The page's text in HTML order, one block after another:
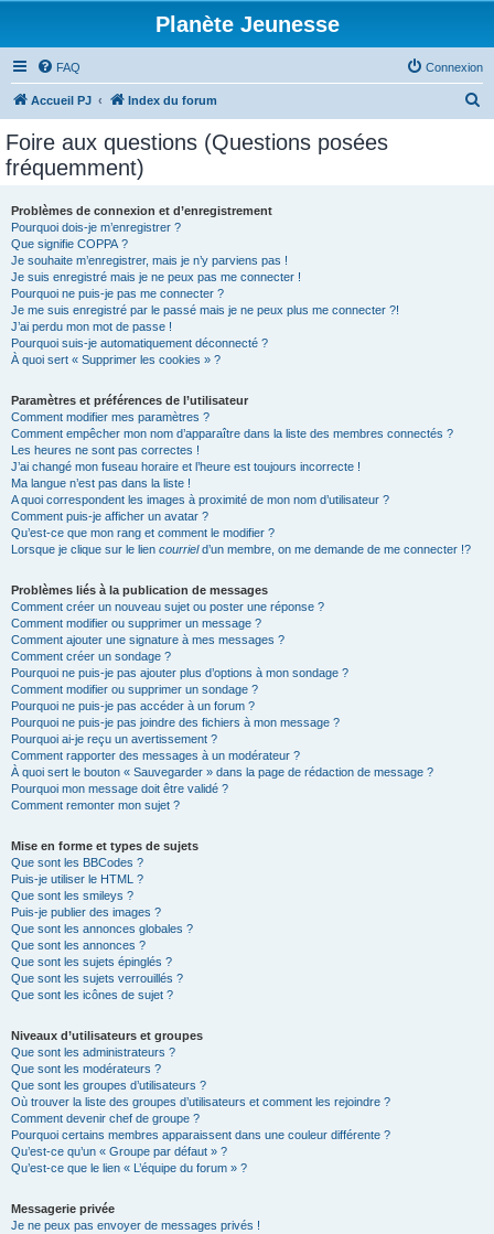
Planète Jeunesse
FAQ Connexion
Accueil PJ Index du forum
Foire aux questions (Questions posées
fréquemment)
Problèmes de connexion et d’enregistrement
Pourquoi dois-je m’enregistrer ?
Que signifie COPPA ?
Je souhaite m’enregistrer, mais je n’y parviens pas !
Je suis enregistré mais je ne peux pas me connecter !
Pourquoi ne puis-je pas me connecter ?
Je me suis enregistré par le passé mais je ne peux plus me connecter ?!
J’ai perdu mon mot de passe !
Pourquoi suis-je automatiquement déconnecté ?
À quoi sert « Supprimer les cookies » ?
Paramètres et préférences de l’utilisateur
Comment modifier mes paramètres ?
Comment empêcher mon nom d’apparaître dans la liste des membres connectés ?
Les heures ne sont pas correctes !
J’ai changé mon fuseau horaire et l’heure est toujours incorrecte !
Ma langue n’est pas dans la liste !
A quoi correspondent les images à proximité de mon nom d’utilisateur ?
Comment puis-je afficher un avatar ?
Qu’est-ce que mon rang et comment le modifier ?
Lorsque je clique sur le lien courrield’un membre, on me demande de me connecter !?
Problèmes liés à la publication de messages
Comment créer un nouveau sujet ou poster une réponse ?
Comment modifier ou supprimer un message ?
Comment ajouter une signature à mes messages ?
Comment créer un sondage ?
Pourquoi ne puis-je pas ajouter plus d’options à mon sondage ?
Comment modifier ou supprimer un sondage ?
Pourquoi ne puis-je pas accéder à un forum ?
Pourquoi ne puis-je pas joindre des fichiers à mon message ?
Pourquoi ai-je reçu un avertissement ?
Comment rapporter des messages à un modérateur ?
À quoi sert le bouton « Sauvegarder » dans la page de rédaction de message ?
Pourquoi mon message doit être validé ?
Comment remonter mon sujet ?
Mise en forme et types de sujets
Que sont les BBCodes ?
Puis-je utiliser le HTML ?
Que sont les smileys ?
Puis-je publier des images ?
Que sont les annonces globales ?
Que sont les annonces ?
Que sont les sujets épinglés ?
Que sont les sujets verrouillés ?
Que sont les icônes de sujet ?
Niveaux d’utilisateurs et groupes
Que sont les administrateurs ?
Que sont les modérateurs ?
Que sont les groupes d’utilisateurs ?
Où trouver la liste des groupes d’utilisateurs et comment les rejoindre ?
Comment devenir chef de groupe ?
Pourquoi certains membres apparaissent dans une couleur différente ?
Qu’est-ce qu’un « Groupe par défaut » ?
Qu’est-ce que le lien « L’équipe du forum » ?
Messagerie privée
Je ne peux pas envoyer de messages privés !